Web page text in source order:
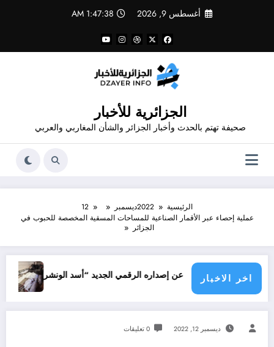
أغسطس 9, 2026 1:47:39 AM
الجزائرية للأخبار
صحيفة تهتم بالحدث وأخبار الجزائر والشأن المغاربي والعربي
الرئيسية 2022ديسمبر
12
عملية إحصاء عبر الأقمار الصناعية للمساحات المسقية المخصصة للحبوب في
الجزائر
اخر الاخبار
شاهد يعلن عن إصداره الرقمي الجديد “أسد الونشريس” تخليدا لنضال الشهيد
جرائم الاحتلال
ديسمبر 12, 2022 0 تعليقات